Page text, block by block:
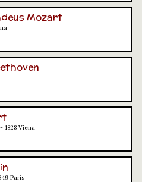
Mozart
1828 Viena
París